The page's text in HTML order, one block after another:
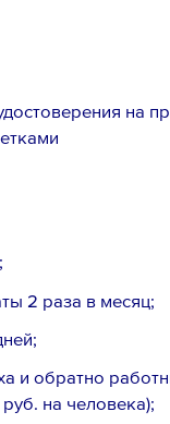
на
2 раза в месяц;
и обратно
на человека);